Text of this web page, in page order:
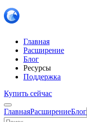
Главная
Расширение
Блог
Ресурсы
Поддержка
Купить сейчас
ГлавнаяРасширениеБлог